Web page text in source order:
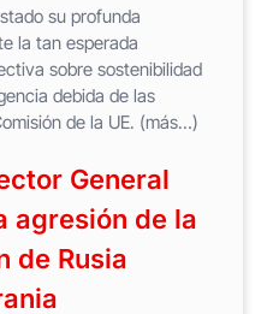
su profunda
la tan esperada
sobre sostenibilidad
debida de las
de la UE. (más…)
General
agresión de la
de Rusia